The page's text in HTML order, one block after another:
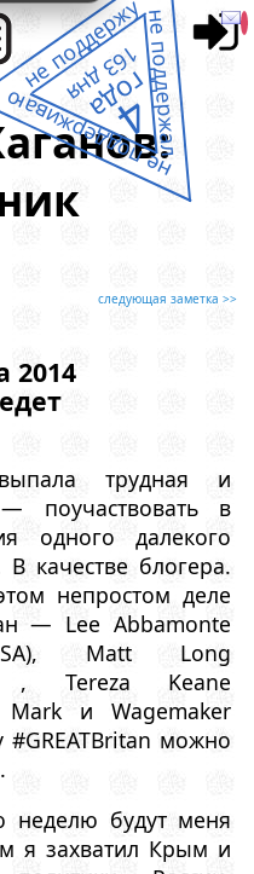
следующая заметка >>
2014
трудная и
— поучаствовать в
одного далекого
В качестве блогера.
непростом деле
— Lee Abbamonte
Matt Long
, Tereza Keane
и Wagemaker
можно
неделю будут меня
я захватил Крым и
не поддержал
не поддерживаю
не поддержу
4
года
163 дня